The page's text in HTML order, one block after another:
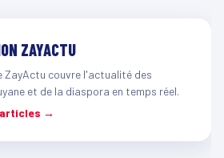
ZAYACTU
ZayActu couvre l'actualité des
et de la diaspora en temps réel.
→